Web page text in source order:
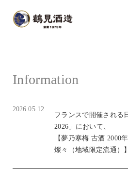
フランスで開催される
2026」において、
【夢乃寒梅 古酒 2000
燦々（地域限定流通）
2026.05.12